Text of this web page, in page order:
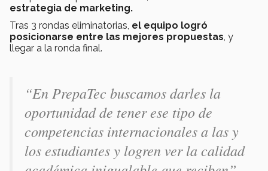
estrategia de marketing.
Tras 3 rondas eliminatorias, el equipo logró
posicionarse entre las mejores propuestas , y
llegar a la ronda final.
“En PrepaTec buscamos darles la
oportunidad de tener ese tipo de
competencias internacionales a las y
los estudiantes y logren ver la calidad